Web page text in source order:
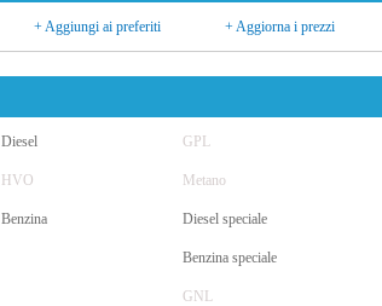
+ Aggiungi ai preferiti + Aggiorna i prezzi
Diesel
HVO
Benzina
GPL
Metano
Diesel speciale
Benzina speciale
GNL